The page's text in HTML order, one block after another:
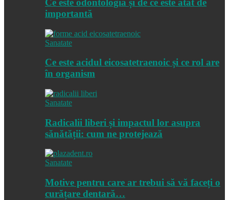
Ce este odontologia și de ce este atât de
importantă
Sanatate
Ce este acidul eicosatetraenoic și ce rol are
în organism
Sanatate
Radicalii liberi și impactul lor asupra
sănătății: cum ne protejează
Sanatate
Motive pentru care ar trebui să vă faceți o
curățare dentară…